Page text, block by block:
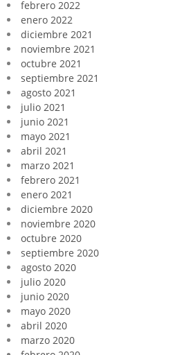
febrero 2022
enero 2022
diciembre 2021
noviembre 2021
octubre 2021
septiembre 2021
agosto 2021
julio 2021
junio 2021
mayo 2021
abril 2021
marzo 2021
febrero 2021
enero 2021
diciembre 2020
noviembre 2020
octubre 2020
septiembre 2020
agosto 2020
julio 2020
junio 2020
mayo 2020
abril 2020
marzo 2020